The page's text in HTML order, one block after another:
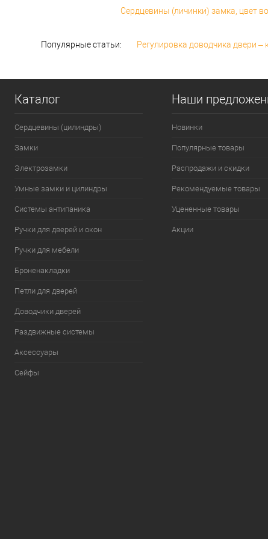
Сердцевины (личинки) замка, цвет
Популярные статьи: Регулировка доводчика двери –
Каталог
Сердцевины (цилиндры)
Замки
Электрозамки
Умные замки и цилиндры
Системы антипаника
Ручки для дверей и окон
Ручки для мебели
Броненакладки
Петли для дверей
Доводчики дверей
Раздвижные системы
Аксессуары
Сейфы
Наши
Новинки
Популярные товары
Распродажи и скидки
Рекомендуемые товары
Уцененные товары
Акции